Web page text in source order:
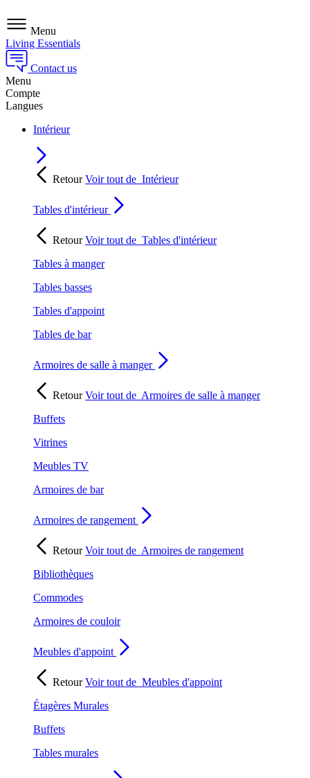
Menu
Living Essentials
Contact us
Menu
Compte
Langues
Intérieur
RetourVoir tout de Intérieur
Tables d'intérieur
RetourVoir tout de Tables d'intérieur
Tables à manger
Tables basses
Tables d'appoint
Tables de bar
Armoires de salle à manger
RetourVoir tout de Armoires de salle à manger
Buffets
Vitrines
Meubles TV
Armoires de bar
Armoires de rangement
RetourVoir tout de Armoires de rangement
Bibliothèques
Commodes
Armoires de couloir
Meubles d'appoint
RetourVoir tout de Meubles d'appoint
Étagères Murales
Buffets
Tables murales